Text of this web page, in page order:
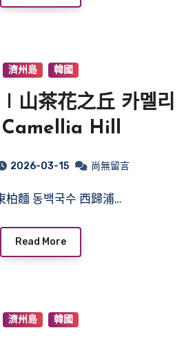
濟州島 韓國
山茶花之丘 카멜리
Camellia Hill
2026-03-15 尚無留言
柏麵 동백국수 西歸浦…
Read More
濟州島 韓國